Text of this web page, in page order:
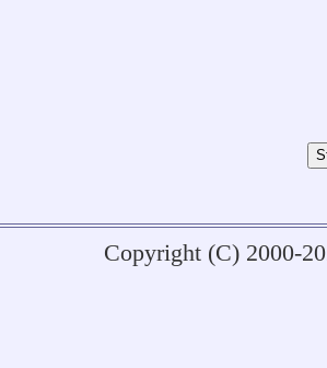
Copyright (C) 2000-